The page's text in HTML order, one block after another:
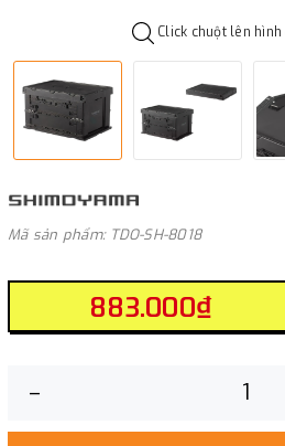
Click chuột lên
Mã sản phẩm: TDO-SH-8018
883.000₫
–